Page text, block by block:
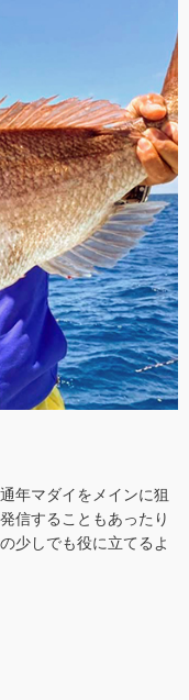
年マダイをメインに狙
信することもあったり
少しでも役に立てるよ